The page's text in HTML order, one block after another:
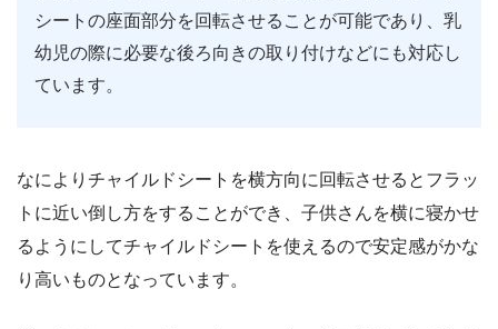
シートの座面部分を回転させることが可能であり、乳
幼児の際に必要な後ろ向きの取り付けなどにも対応し
ています。
なによりチャイルドシートを横方向に回転させるとフラッ
トに近い倒し方をすることができ、子供さんを横に寝かせ
るようにしてチャイルドシートを使えるので安定感がかな
り高いものとなっています。